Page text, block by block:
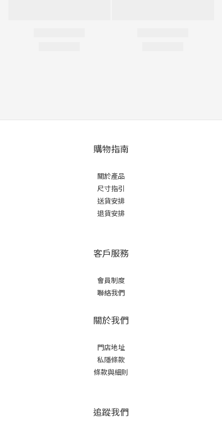
購物指南
關於產品
尺寸指引
送貨安排
退貨安排
客戶服務
會員制度
聯絡我們
關於我們
門店地址
私隱條款
條款與細則
追蹤我們